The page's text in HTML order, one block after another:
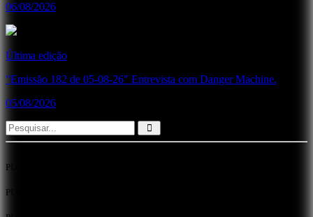
06/08/2026
Última edição
"Emissão 182 de 05-08-26" Entrevista com Danger Machine.
05/08/2026
PUB
PUB